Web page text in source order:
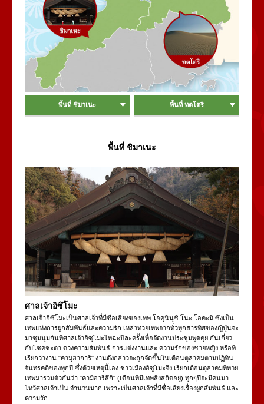
พื้นที่ ชิมาเนะ พื้นที่ ทตโตริ
พื้นที่ ชิมาเนะ
ศาลเจ้าอิซึโมะ
ศาลเจ้าอิซึโมะเป็นศาลเจ้าที่มีชื่อเสียงของเทพ โอคุนินุชิ โนะ โอคะมิ ซึ่งเป็น
เทพแห่งการผูกสัมพันธ์และความรัก เหล่าทวยเทพจากทั่วทุกสารทิศของญี่ปุ่นจะ
มาชุมนุมกันที่ศาลเจ้าอิซุโมะไทฉะปีละครั้งเพื่อจัดงานประชุมพูดคุย กันเกี่ยว
กับโชคชะตา ดวงความสัมพันธ์ การแต่งงานและ ความรักของชายหญิง หรือที่
เรียกว่างาน "คามุฮาการิ" งานดังกล่าวจะถูกจัดขึ้นในเดือนตุลาคมตามปฏิทิน
จันทรคติของทุกปี ซึ่งด้วยเหตุนี้เอง ชาวเมืองอิซูโมะจึง เรียกเดือนตุลาคมที่ทวย
เทพมารวมตัวกันว่า "คามิอาริสึกิ" (เดือนที่มีเทพสิงสถิตอยู่) ทุกๆปีจะมีคนมา
ไหว้ศาลเจ้าเป็น จำนวนมาก เพราะเป็นศาลเจ้าที่มีชื่อเสียงเรื่องผูกสัมพันธ์ และ
ความรัก